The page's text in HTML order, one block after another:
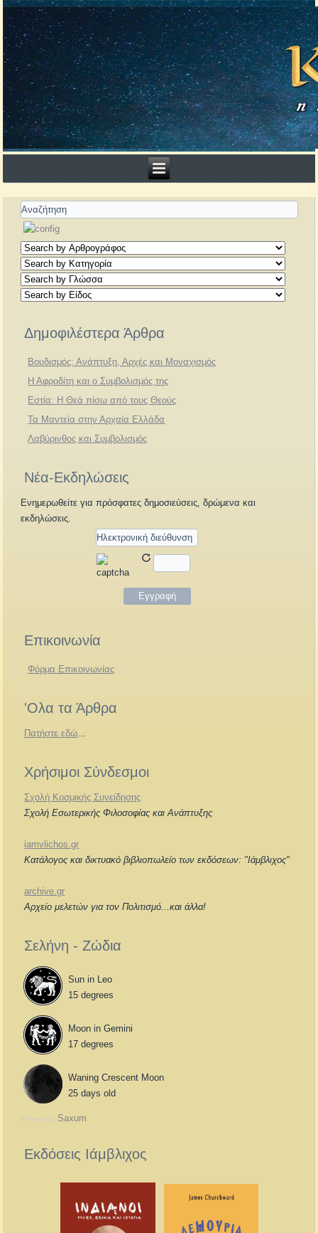
Δημοφιλέστερα Άρθρα
Βουδισμός: Ανάπτυξη, Αρχές και Μοναχισμός
Η Αφροδίτη και ο Συμβολισμός της
Εστία: Η Θεά πίσω από τους Θεούς
Τα Μαντεία στην Αρχαία Ελλάδα
Λαβύρινθος και Συμβολισμός
Νέα-Εκδηλώσεις
Ενημερωθείτε για πρόσφατες δημοσιεύσεις, δρώμενα και
εκδηλώσεις.
Επικοινωνία
Φόρμα Επικοινωνίας
'Ολα τα Άρθρα
Πατήστε εδώ...
Χρήσιμοι Σύνδεσμοι
Σχολή Κοσμικής Συνείδησης
Σχολή Εσωτερικής Φιλοσοφίας και Ανάπτυξης
iamvlichos.gr
Κατάλογος και δικτυακό βιβλιοπωλείο των εκδόσεων: "Ιάμβλιχος"
archive.gr
Αρχείο μελετών για τον Πολιτισμό...και άλλα!
Σελήνη - Ζώδια
Sun in Leo
15 degrees
Moon in Gemini
17 degrees
Waning Crescent Moon
25 days old
Powered by Saxum
Εκδόσεις Ιάμβλιχος